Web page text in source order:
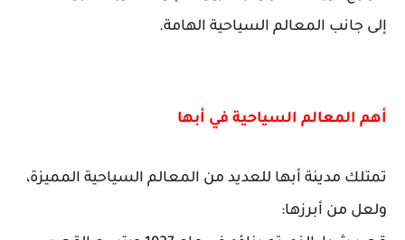
إلى جانب المعالم السياحية الهامة.
أهم المعالم السياحية في أبها
تمتلك مدينة أبها للعديد من المعالم السياحية المميزة،
ولعل من أبرزها: